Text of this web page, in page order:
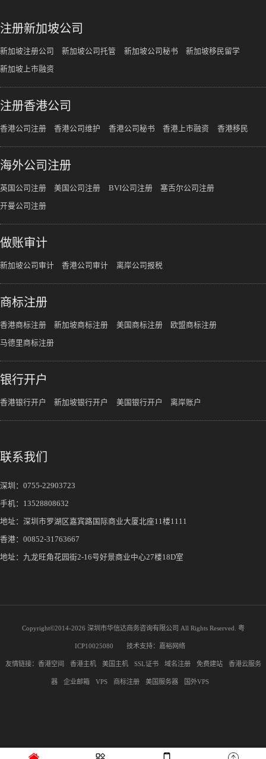
注册新加坡公司
新加坡注册公司 新加坡公司托管 新加坡公司秘书 新加坡移民留学
新加坡上市融资
注册香港公司
香港公司注册 香港公司维护 香港公司秘书 香港上市融资 香港移民
海外公司注册
英国公司注册 美国公司注册 BVI公司注册 塞舌尔公司注册
开曼公司注册
做账审计
新加坡公司审计 香港公司审计 离岸公司报税
商标注册
香港商标注册 新加坡商标注册 美国商标注册 欧盟商标注册
马德里商标注册
银行开户
香港银行开户 新加坡银行开户 美国银行开户 离岸账户
联系我们
深圳： 0755-22903723
手机： 13528808632
地址：深圳市罗湖区嘉宾路国际商业大厦北座11楼1111
香港：00852-31763667
地址：九龙旺角花园街2-16号好景商业中心27楼18D室
Copyright©2014-2026 深圳市华信达商务咨询有限公司 All Rights Reserved. 粤
ICP10025080 技术支持： 嘉裕网络
友情链接： 香港空间 香港主机 美国主机 SSL证书 域名注册 免费建站 香港云服务
器 企业邮箱 VPS 商标注册 美国服务器 国外VPS